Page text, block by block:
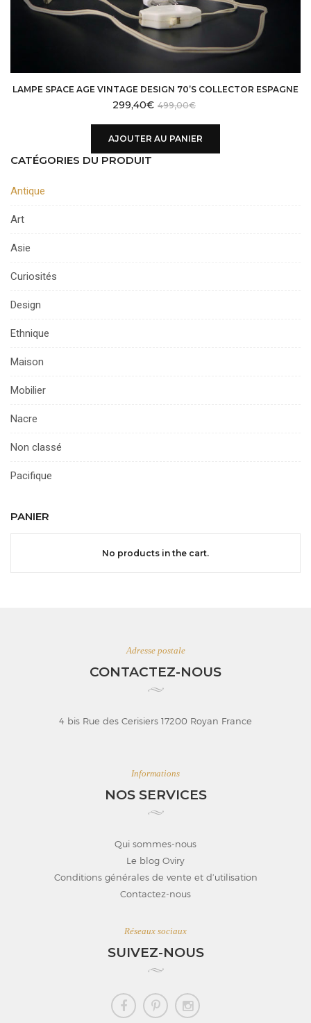
LAMPE SPACE AGE VINTAGE DESIGN 70’S COLLECTOR ESPAGNE
499,00€
299,40€
AJOUTER AU PANIER
CATÉGORIES DU PRODUIT
Antique
Art
Asie
Curiosités
Design
Ethnique
Maison
Mobilier
Nacre
Non classé
Pacifique
PANIER
No products in the cart.
Adresse postale
CONTACTEZ-NOUS
4 bis Rue des Cerisiers 17200 Royan France
Informations
NOS SERVICES
Qui sommes-nous
Le blog Oviry
Conditions générales de vente et d’utilisation
Contactez-nous
Réseaux sociaux
SUIVEZ-NOUS